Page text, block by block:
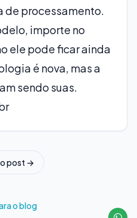
de processamento.
importe no
ele pode ficar ainda
é nova, mas a
sendo suas.
post →
o blog